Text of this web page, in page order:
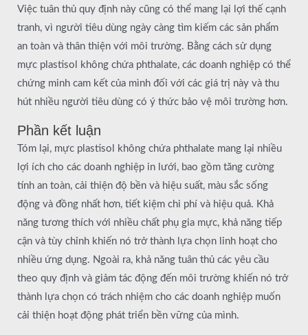
Việc tuân thủ quy định này cũng có thể mang lại lợi thế cạnh
tranh, vì người tiêu dùng ngày càng tìm kiếm các sản phẩm
an toàn và thân thiện với môi trường. Bằng cách sử dụng
mực plastisol không chứa phthalate, các doanh nghiệp có thể
chứng minh cam kết của mình đối với các giá trị này và thu
hút nhiều người tiêu dùng có ý thức bảo vệ môi trường hơn.
Phần kết luận
Tóm lại, mực plastisol không chứa phthalate mang lại nhiều
lợi ích cho các doanh nghiệp in lưới, bao gồm tăng cường
tính an toàn, cải thiện độ bền và hiệu suất, màu sắc sống
động và đồng nhất hơn, tiết kiệm chi phí và hiệu quả. Khả
năng tương thích với nhiều chất phụ gia mực, khả năng tiếp
cận và tùy chỉnh khiến nó trở thành lựa chọn linh hoạt cho
nhiều ứng dụng. Ngoài ra, khả năng tuân thủ các yêu cầu
theo quy định và giảm tác động đến môi trường khiến nó trở
thành lựa chọn có trách nhiệm cho các doanh nghiệp muốn
cải thiện hoạt động phát triển bền vững của mình.